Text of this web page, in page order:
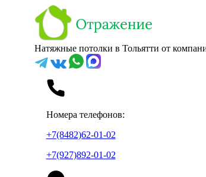
Натяжные потолки в Тольятти от
Номера телефонов:
+7(8482)62-01-02
+7(927)892-01-02